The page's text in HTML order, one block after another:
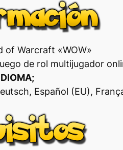
of Warcraft «WOW»
de rol multijugador
Español (EU),